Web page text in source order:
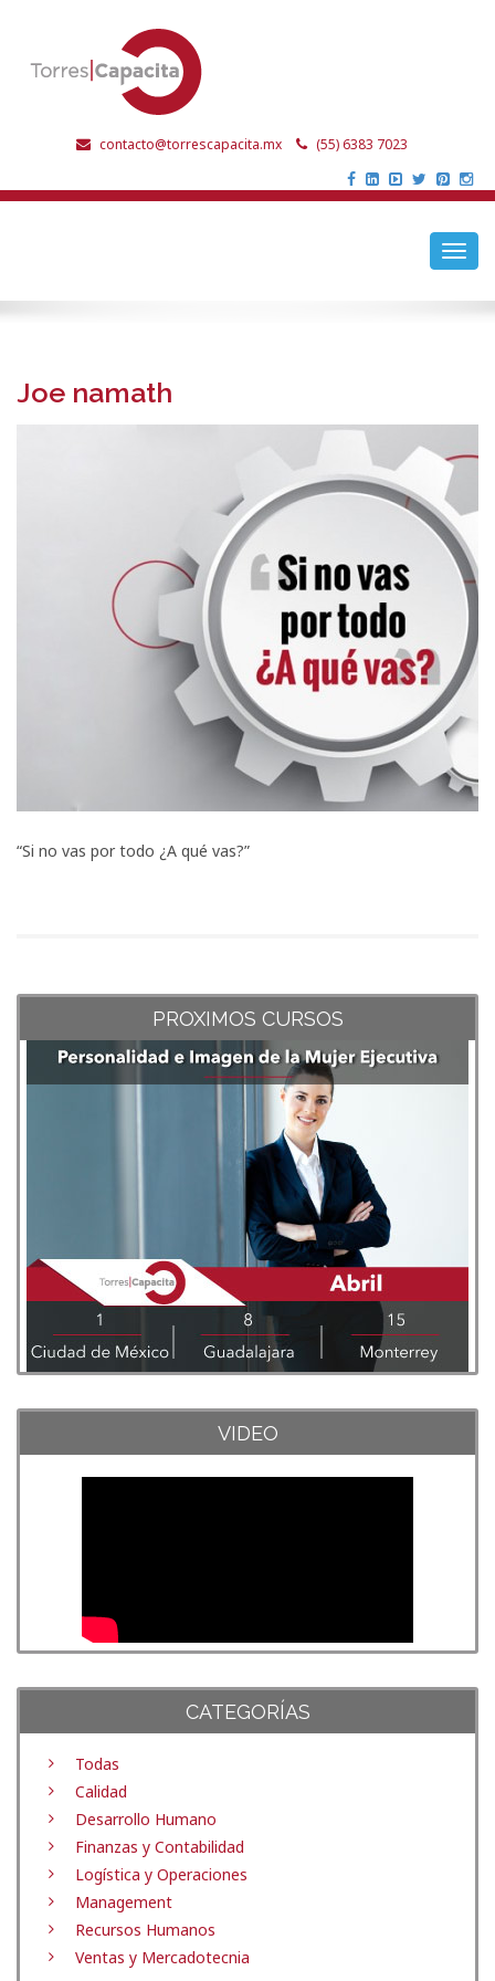
contacto@torrescapacita.mx (55) 6383 7023
Joe namath
“Si no vas por todo ¿A qué vas?”
PROXIMOS CURSOS
VIDEO
CATEGORÍAS
Todas
Calidad
Desarrollo Humano
Finanzas y Contabilidad
Logística y Operaciones
Management
Recursos Humanos
Ventas y Mercadotecnia